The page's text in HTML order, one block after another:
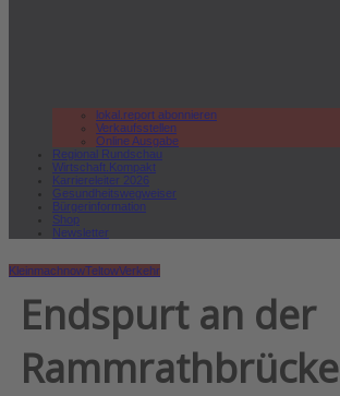
lokal.report abonnieren
Verkaufsstellen
Online Ausgabe
Regional Rundschau
Wirtschaft.Kompakt
Karriereleiter 2026
Gesundheitswegweiser
Bürgerinformation
Shop
Newsletter
KleinmachnowTeltowVerkehr
Endspurt an der
Rammrathbrücke